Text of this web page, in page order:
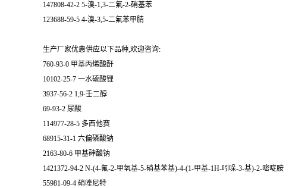
147808-42-2 5-溴-1,3-二氟-2-硝基苯
123688-59-5 4-溴-3,5-二氟苯甲腈
生产厂家优惠供应以下品种,欢迎咨询:
760-93-0 甲基丙烯酸酐
10102-25-7 一水硫酸锂
3937-56-2 1,9-壬二醇
69-93-2 尿酸
114977-28-5 多西他赛
68915-31-1 六偏磷酸钠
2163-80-6 甲基砷酸钠
1421372-94-2 N-(4-氟-2-甲氧基-5-硝基苯基)-4-(1-甲基-1H-吲哚-3-基)-2-嘧啶胺
55981-09-4 硝唑尼特